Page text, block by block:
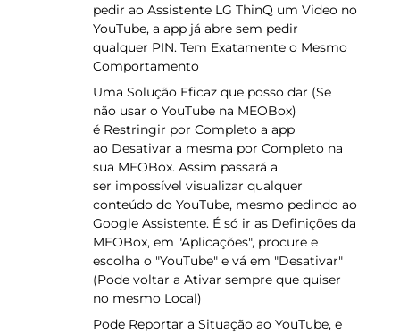
pedir ao Assistente LG ThinQ um Video no
YouTube, a app já abre sem pedir
qualquer PIN. Tem Exatamente o Mesmo
Comportamento
Uma Solução Eficaz que posso dar (Se
não usar o YouTube na MEOBox)
é Restringir por Completo a app
ao Desativar a mesma por Completo na
sua MEOBox. Assim passará a
ser impossível visualizar qualquer
conteúdo do YouTube, mesmo pedindo ao
Google Assistente. É só ir as Definições da
MEOBox, em "Aplicações", procure e
escolha o "YouTube" e vá em "Desativar"
(Pode voltar a Ativar sempre que quiser
no mesmo Local)
Pode Reportar a Situação ao YouTube, e